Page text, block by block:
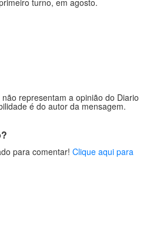
representam a opinião do Diario
é do autor da mensagem.
para comentar! Clique aqui para